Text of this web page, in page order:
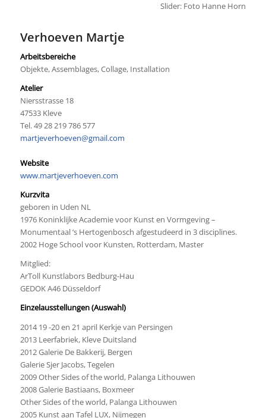
Slider: Foto Hanne Horn
Verhoeven Martje
Arbeitsbereiche
Objekte, Assemblages, Collage, Installation
Atelier
Niersstrasse 18
47533 Kleve
Tel. 49 28 219 786 577
martjeverhoeven@gmail.com
Website
www.martjeverhoeven.com
Kurzvita
geboren in Uden NL
1976 Koninklijke Academie voor Kunst en Vormgeving –
Monumentaal ‘s Hertogenbosch afgestudeerd in 3 disciplines.
2002 Hoge School voor Kunsten, Rotterdam, Master
Mitglied:
ArToll Kunstlabors Bedburg-Hau
GEDOK A46 Düsseldorf
Einzelausstellungen(Auswahl)
2014 19 -20 en 21 april Kerkje van Persingen
2013 Leerfabriek, Kleve Duitsland
2012 Galerie De Bakkerij, Bergen
Galerie Sjer Jacobs, Tegelen
2009 Other Sides of the world, Palanga Lithouwen
2008 Galerie Bastiaans, Boxmeer
Other Sides of the world, Palanga Lithouwen
2005 Kunst aan Tafel LUX, Nijmegen